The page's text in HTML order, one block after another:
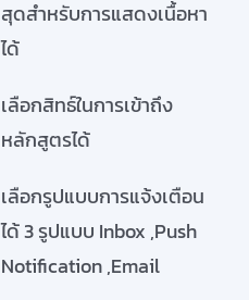
สุดสำหรับการแสดงเนื้อหา
ได้
เลือกสิทธ์ในการเข้าถึง
หลักสูตรได้
เลือกรูปแบบการแจ้งเตือน
ได้ 3 รูปแบบ Inbox ,Push
Notification ,Email